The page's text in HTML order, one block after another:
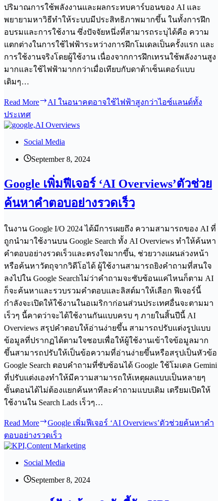
ปริมาณการใช้พลังงานและผลกระทบคาร์บอนของ AI และ
พยายามหาวิธีทำให้ระบบมีประสิทธิภาพมากขึ้น ในทั้งการฝึก
อบรมและการใช้งาน ซึ่งปัจจัยหนึ่งที่สามารถระบุได้คือ ความ
แตกต่างในการใช้ไฟฟ้าระหว่างการฝึกโมเดลเป็นครั้งแรก และ
การใช้งานจริงโดยผู้ใช้งาน เนื่องจากการฝึกเทรนใช้พลังงานสูง
มากและใช้ไฟฟ้ามากกว่าเมื่อเทียบกับดาต้าเซ็นเตอร์แบบ
เดิมๆ…
Read More
AI ในอนาคตอาจใช้ไฟฟ้าสูงกว่าไอซ์แลนด์ทั้ง
ประเทศ
Social Media
September 8, 2024
Google เพิ่มฟีเจอร์ ‘AI Overviews’ตัวช่วย
ค้นหาคำตอบอย่างรวดเร็ว
ในงาน Google I/O 2024 ได้มีการเผยถึง ความสามารถของ AI ที่
ถูกนำมาใช้งานบน Google Search ทั้ง AI Overviews ทำให้ค้นหา
คำตอบอย่างรวดเร็วและตรงใจมากขึ้น, ช่วยวางแผนล่วงหน้า
หรือค้นหาวัตถุจากวิดีโอได้ ผู้ใช้งานสามารถยิงคำถามที่สนใจ
ลงไปใน Google Searchไม่ว่าคำถามจะซับซ้อนแค่ไหนก็ตาม AI
ก็จะค้นหาและรวบรวมคำตอบและลิสต์มาให้เลือก ฟีเจอร์นี้
กำลังจะเปิดให้ใช้งานในอเมริกาก่อนส่วนประเทศอื่นจะตามมา
เร็วๆ นี้คาดว่าจะได้ใช้งานกันแบบครบ ๆ ภายในสิ้นปีนี้ AI
Overviews สรุปคำตอบให้อ่านง่ายขึ้น สามารถปรับแต่งรูปแบบ
ข้อมูลที่ปรากฏได้ตามใจชอบเพื่อให้ผู้ใช้งานเข้าใจข้อมูลมาก
ขึ้นสามารถปรับให้เป็นข้อความที่อ่านง่ายขึ้นหรือสรุปเป็นหัวข้อ
Google Search ตอบคำถามที่ซับซ้อนได้ Google ใช้โมเดล Gemini
ที่ปรับแต่งเองทำให้มีความสามารถให้เหตุผลแบบเป็นหลายๆ
ขั้นตอนได้ไม่ต้องแยกค้นหาทีละคำถามแบบเดิม เตรียมเปิดให้
ใช้งานใน Search Lads เร็วๆ…
Read More
Google เพิ่มฟีเจอร์ ‘AI Overviews’ตัวช่วยค้นหาคำ
ตอบอย่างรวดเร็ว
Social Media
September 8, 2024